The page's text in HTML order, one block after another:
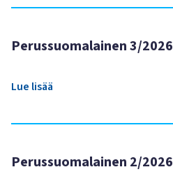
Perussuomalainen 3/2026
Lue lisää
Perussuomalainen 2/2026